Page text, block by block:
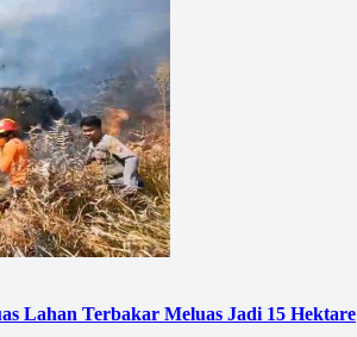
Lahan Terbakar Meluas Jadi 15 Hektare